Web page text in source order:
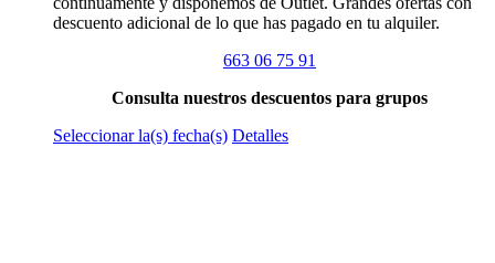
descuento adicional de lo que has pagado en tu alquiler.
663 06 75 91
Consulta nuestros descuentos para grupos
Seleccionar la(s) fecha(s) Este
Detalles